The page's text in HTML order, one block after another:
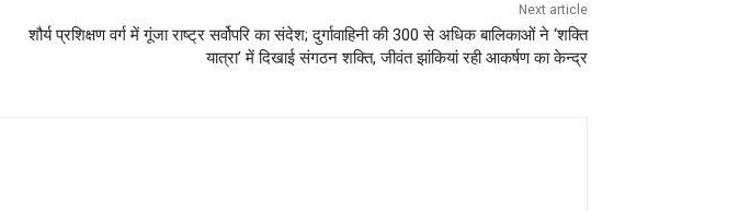
Next article
शौर्य प्रशिक्षण वर्ग में गूंजा राष्ट्र सर्वोपरि का संदेश; दुर्गावाहिनी की 300 से अधिक बालिकाओं ने ‘शक्ति
यात्रा’ में दिखाई संगठन शक्ति, जीवंत झांकियां रही आकर्षण का केन्द्र